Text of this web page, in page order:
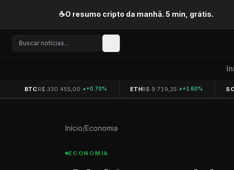
☕O resumo cripto da manhã. 5 min, grátis.
BTC R$ 330.455,00 +0.70% ETHR$ 9.719,35 +1.60%
Início/Economia
ECONOMIA